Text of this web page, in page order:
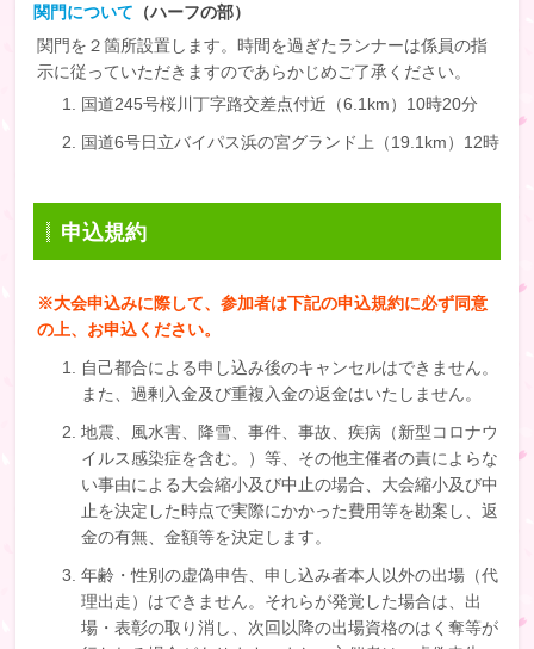
関門について （ハーフの部）
関門を２箇所設置します。時間を過ぎたランナーは係員の指
示に従っていただきますのであらかじめご了承ください。
国道245号桜川丁字路交差点付近（6.1km）10時20分
国道6号日立バイパス浜の宮グランド上（19.1km）12時
申込規約
※大会申込みに際して、参加者は下記の申込規約に必ず同意
の上、お申込ください。
自己都合による申し込み後のキャンセルはできません。
また、過剰入金及び重複入金の返金はいたしません。
地震、風水害、降雪、事件、事故、疾病（新型コロナウ
イルス感染症を含む。）等、その他主催者の責によらな
い事由による大会縮小及び中止の場合、大会縮小及び中
止を決定した時点で実際にかかった費用等を勘案し、返
金の有無、金額等を決定します。
年齢・性別の虚偽申告、申し込み者本人以外の出場（代
理出走）はできません。それらが発覚した場合は、出
場・表彰の取り消し、次回以降の出場資格のはく奪等が